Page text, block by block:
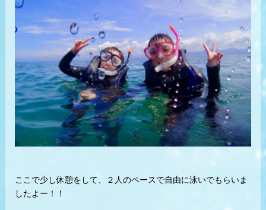
ここで少し休憩をして、２人のペースで自由に泳いでもらいま
したよー！！